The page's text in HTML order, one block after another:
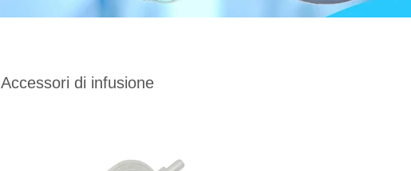
Accessori di infusione